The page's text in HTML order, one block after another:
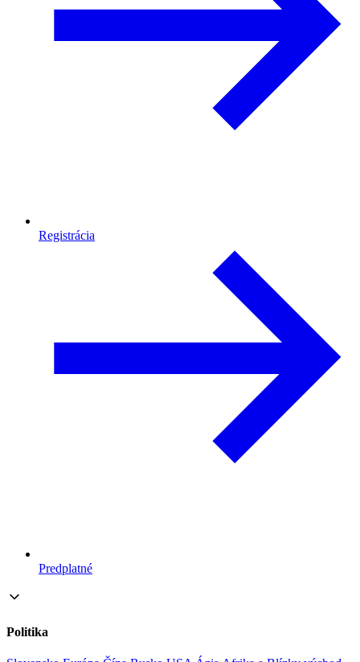
Registrácia
Predplatné
Politika